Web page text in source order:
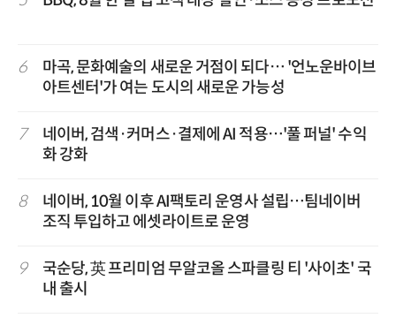
6
마곡, 문화예술의 새로운 거점이 되다… '언노운바이브
아트센터'가 여는 도시의 새로운 가능성
7
네이버, 검색·커머스·결제에 AI 적용…'풀 퍼널' 수익
화 강화
8
네이버, 10월 이후 AI팩토리 운영사 설립…팀네이버
조직 투입하고 에셋라이트로 운영
9
국순당, 英 프리미엄 무알코올 스파클링 티 '사이초' 국
내 출시